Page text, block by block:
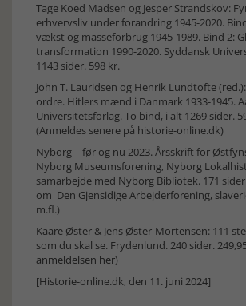
Tage Koed Madsen og Jesper Strandskov:
erhvervsliv under forandring 1945-2020.
vækst og masseforbrug 1945-1989. Bind 2:
transformation 1990-2020. Syddansk
1143 sider. 598 kr.
John T. Lauridsen og Henrik Lundtofte
ordre. Hitlers mænd i Danmark 1933-1945.
Universitetsforlag. To bind, i alt 1269 sider.
(Anmeldes senere på historie-online.dk)
Nyborg – før og nu 2023. Årsskrift for
Nyborg Museumsforening, Nyborg
samarbejde med Nyborg Bibliotek. 171
om Den Gjensidige Arbejderforening,
m.fl.)
Kaare Øster & Jens Øster-Mortensen: 111
som du skal se. Frydenlund. 240 sider.
anmeldelsen her)
[Historie-online.dk, den 11. juni 2024]